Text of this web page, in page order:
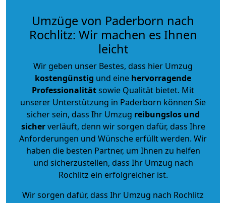
Umzüge von Paderborn nach
Rochlitz: Wir machen es Ihnen
leicht
Wir geben unser Bestes, dass hier Umzug
kostengünstig und eine hervorragende
Professionalitätsowie Qualität bietet. Mit
unserer Unterstützung in Paderborn können Sie
sicher sein, dass Ihr Umzug reibungslos und
sicherverläuft, denn wir sorgen dafür, dass Ihre
Anforderungen und Wünsche erfüllt werden. Wir
haben die besten Partner, um Ihnen zu helfen
und sicherzustellen, dass Ihr Umzug nach
Rochlitz ein erfolgreicher ist.
Wir sorgen dafür, dass Ihr Umzug nach Rochlitz